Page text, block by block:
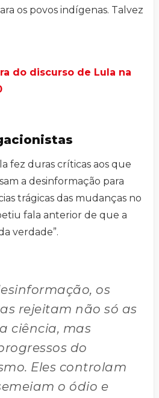
os povos indígenas. Talvez
do discurso de Lula na
fez duras críticas aos que
a desinformação para
trágicas das mudanças no
fala anterior de que a
verdade”.
os
rejeitam não só as
ciência, mas
do
Eles controlam
o ódio e